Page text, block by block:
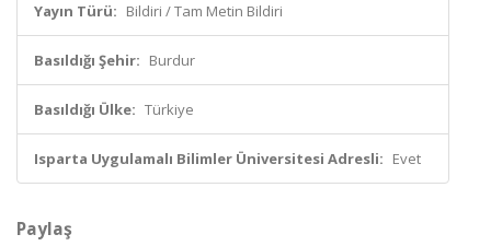
Yayın Türü: Bildiri / Tam Metin Bildiri
Basıldığı Şehir: Burdur
Basıldığı Ülke: Türkiye
Isparta Uygulamalı Bilimler Üniversitesi Adresli: Evet
Paylaş